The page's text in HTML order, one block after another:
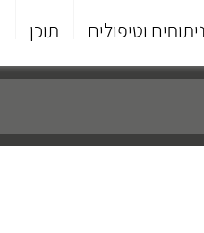
ניתוחים וטיפולים תוכן